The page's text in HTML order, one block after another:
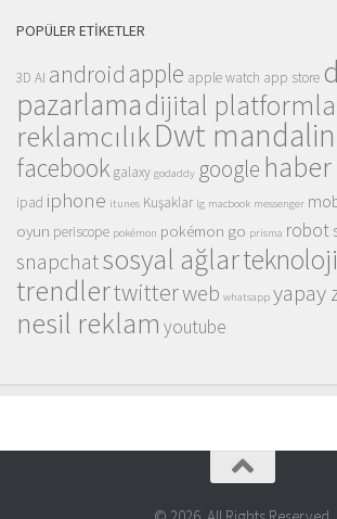
POPÜLER ETIKETLER
3D AI android apple apple watch app store
pazarlamadijital
reklamcılıkDwt
facebookgalaxy godaddy google haber
ipad iphone itunes Kuşaklar lg macbook messenger
oyun periscope pokémon pokémon go prisma robot
snapchatsosyal ağlarteknoloji
trendlertwitterweb whatsapp yapay
nesil reklam youtube